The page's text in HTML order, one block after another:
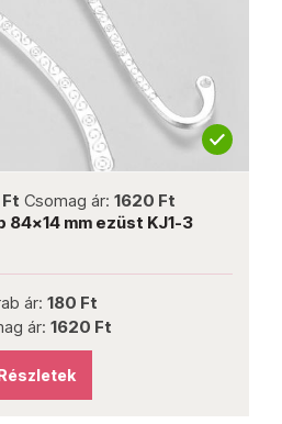
Csomag ár: 1620 Ft
84x14 mm ezüst KJ1-3
ár: 180 Ft
ár: 1620 Ft